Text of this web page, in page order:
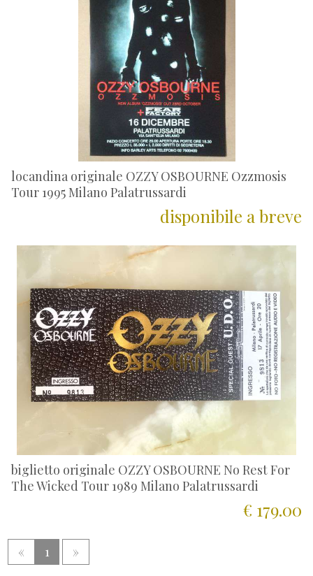
locandina originale OZZY OSBOURNE Ozzmosis
Tour 1995 Milano Palatrussardi
disponibile a breve
biglietto originale OZZY OSBOURNE No Rest For
The Wicked Tour 1989 Milano Palatrussardi
€ 179.00
« 1 »